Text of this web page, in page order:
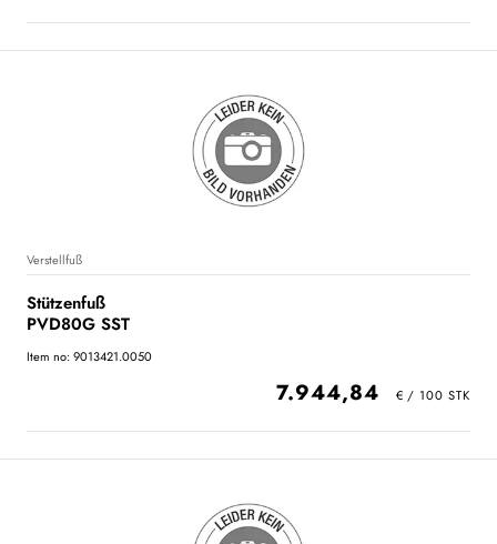
Verstellfuß
Stützenfuß
PVD80G SST
Item no: 9013421.0050
7.944,84